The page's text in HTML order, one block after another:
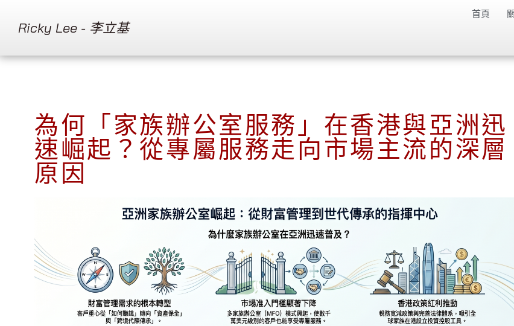
Ricky Lee - 李立基
首頁
為何「家族辦公室服務」在香港與亞洲迅
速崛起？從專屬服務走向市場主流的深層
原因